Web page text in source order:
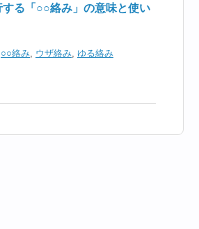
する「○○絡み」の意味と使い
○○絡み, ウザ絡み, ゆる絡み